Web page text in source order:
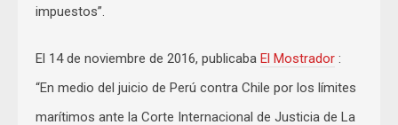
impuestos”.
El 14 de noviembre de 2016, publicaba El Mostrador :
“En medio del juicio de Perú contra Chile por los límites
marítimos ante la Corte Internacional de Justicia de La